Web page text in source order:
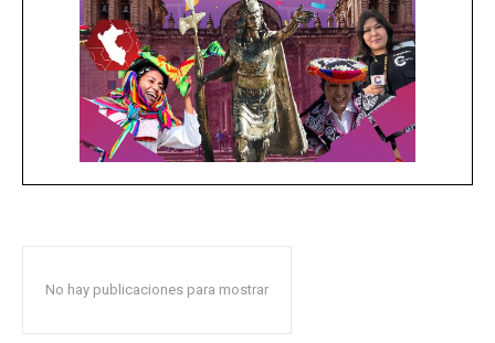
No hay publicaciones para mostrar